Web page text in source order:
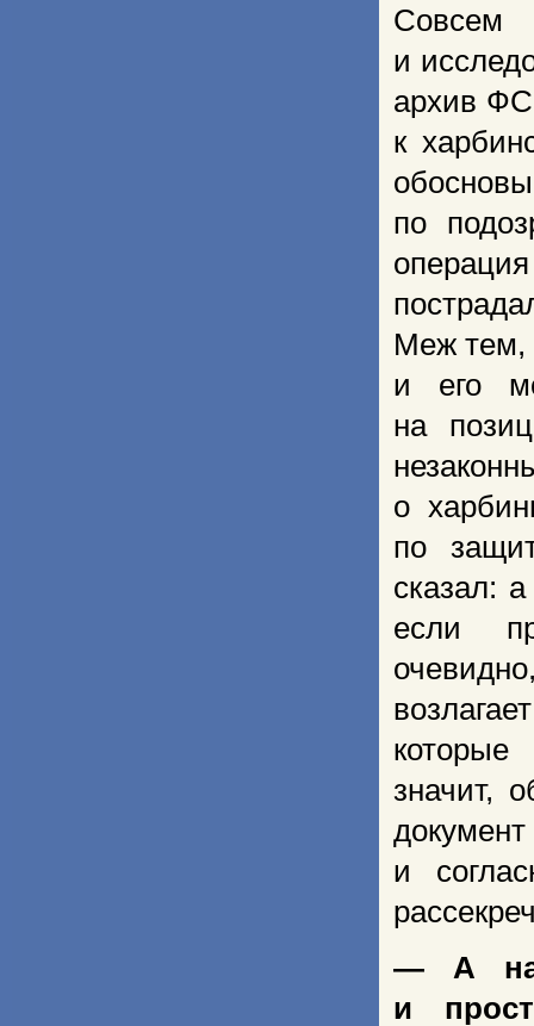
Совсем
и
архив
к
по
Меж тем,
и его
на
о
по
сказал:
если
значит,
и
— А на
и